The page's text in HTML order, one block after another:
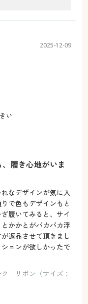
2025-12-09
い
履き心地がいま
なデザインが気に入
で色もデザインもと
履いてみると、サイ
かかとがパカパカ浮
返品させて頂きまし
ョンが欲しかったで
リボン（サイズ：